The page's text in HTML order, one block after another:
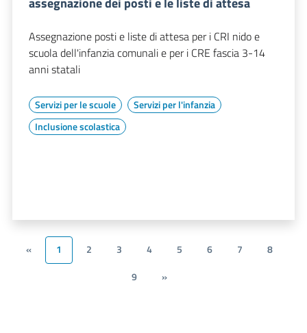
Assegnazione posti e liste di attesa per i CRI nido e
scuola dell'infanzia comunali e per i CRE fascia 3-14
anni statali
Servizi per le scuole
Servizi per l'infanzia
Inclusione scolastica
« 1 2 3 4 5 6 7
8
9
»